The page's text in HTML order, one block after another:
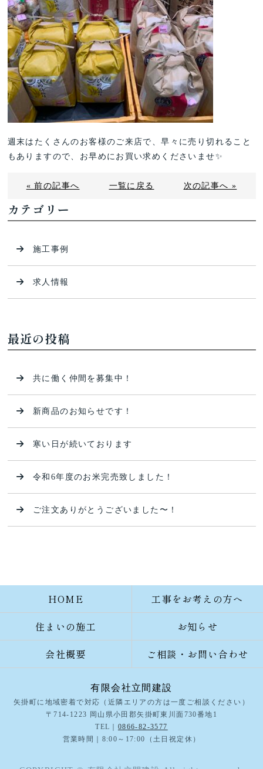
週末はたくさんのお客様のご来店で、早々に売り切れること
もありますので、お早めにお買い求めくださいませ✨
« 前の記事へ 一覧に戻る 次の記事へ »
カテゴリー
施工事例
求人情報
最近の投稿
共に働く仲間を募集中！
新商品のお知らせです！
寒い日が続いております
令和6年度のお米完売致しました！
ご注文ありがとうございました〜！
HOME
工事をお考えの方へ
住まいの施工
お知らせ
会社概要
ご相談・お問い合わせ
有限会社立間建設
矢掛町に地域密着で対応（近隣エリアの方は一度ご相談ください）
〒714-1223 岡山県小田郡矢掛町東川面730番地1
TEL｜ 0866-82-3577
営業時間｜8:00～17:00（土日祝定休）